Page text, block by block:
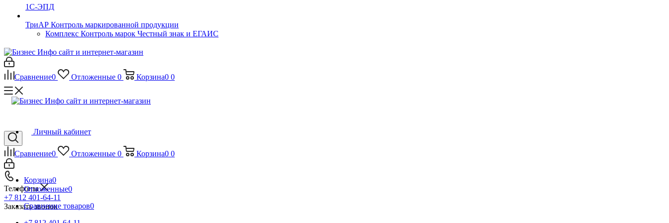
1С-ЭПД
ТриАР Контроль маркированной продукции
Комплекс Контроль марок Честный знак и ЕГАИС
Сравнение0 Отложенные 0 Корзина0 0
Сравнение0 Отложенные 0 Корзина0 0
Телефоны
+7 812 401-64-11
Заказать звонок
Личный кабинет
Корзина0
Отложенные0
Сравнение товаров0